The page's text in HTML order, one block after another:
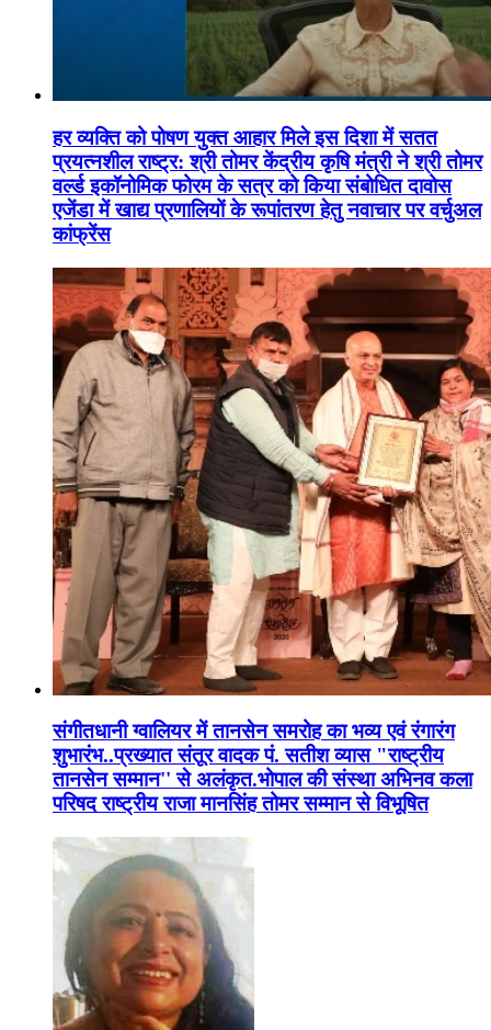
हर व्यक्ति को पोषण युक्त आहार मिले इस दिशा में सतत
प्रयत्नशील राष्ट्र: श्री तोमर केंद्रीय कृषि मंत्री ने श्री तोमर
वर्ल्ड इकॉनोमिक फोरम के सत्र को किया संबोधित दावोस
एजेंडा में खाद्य प्रणालियों के रूपांतरण हेतु नवाचार पर वर्चुअल
कांफ्रेंस
संगीतधानी ग्वालियर में तानसेन समरोह का भव्य एवं रंगारंग
शुभारंभ..प्रख्यात संतूर वादक पं. सतीश व्यास "राष्ट्रीय
तानसेन सम्मान'' से अलंकृत.भोपाल की संस्था अभिनव कला
परिषद राष्ट्रीय राजा मानसिंह तोमर सम्मान से विभूषित